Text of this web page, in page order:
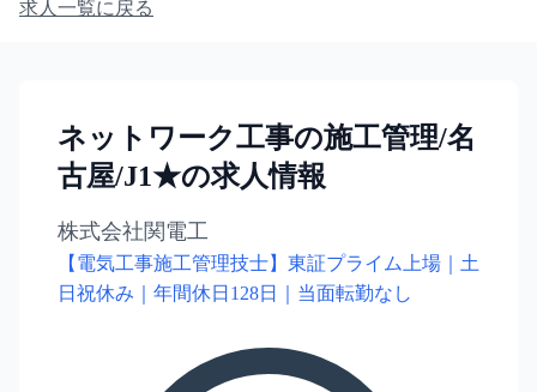
求人一覧に戻る
ネットワーク工事の施工管理/名
古屋/J1★の求人情報
株式会社関電工
【電気工事施工管理技士】東証プライム上場｜土
日祝休み｜年間休日128日｜当面転勤なし